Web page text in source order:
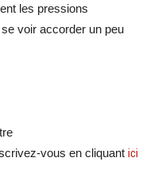
les pressions
se voir accorder un peu
vous en cliquant ici